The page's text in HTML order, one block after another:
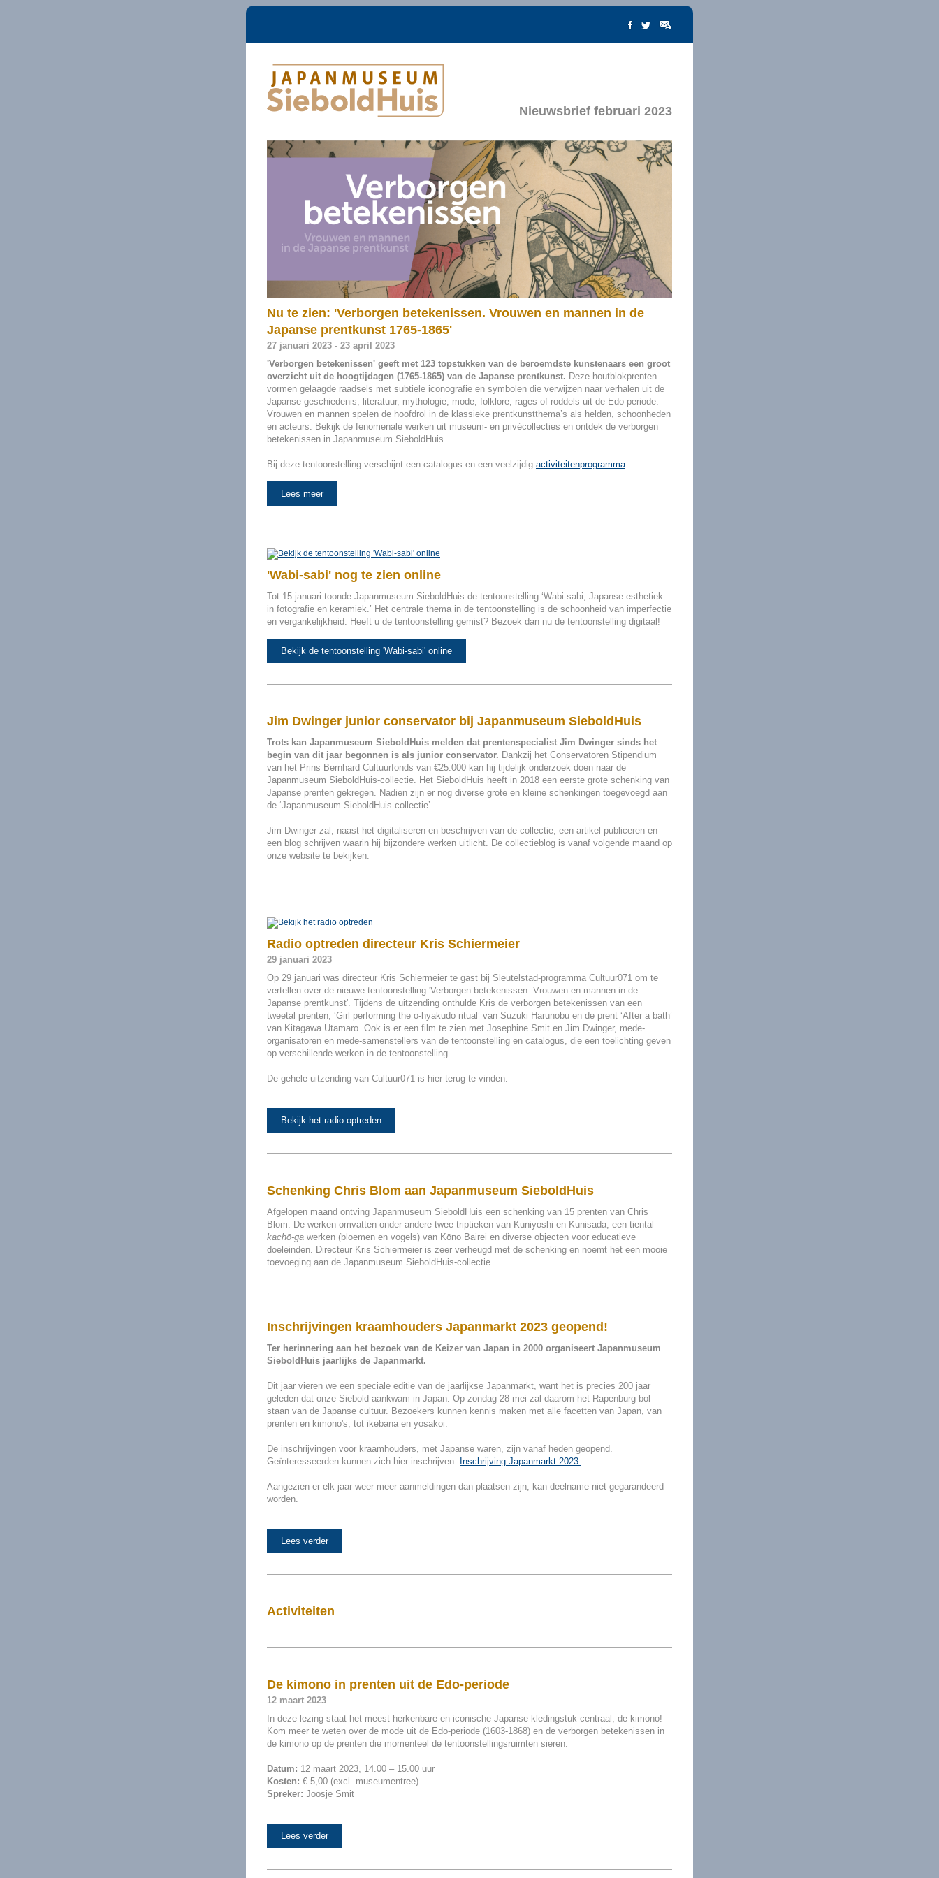
Nieuwsbrief februari 2023
Nu te zien: 'Verborgen betekenissen. Vrouwen en mannen in de
Japanse prentkunst 1765-1865'
27 januari 2023 - 23 april 2023
'Verborgen betekenissen' geeft met 123 topstukken van de beroemdste kunstenaars een groot
overzicht uit de hoogtijdagen (1765-1865) van de Japanse prentkunst. Deze houtblokprenten
vormen gelaagde raadsels met subtiele iconografie en symbolen die verwijzen naar verhalen uit de
Japanse geschiedenis, literatuur, mythologie, mode, folklore, rages of roddels uit de Edo-periode.
Vrouwen en mannen spelen de hoofdrol in de klassieke prentkunstthema’s als helden, schoonheden
en acteurs. Bekijk de fenomenale werken uit museum- en privécollecties en ontdek de verborgen
betekenissen in Japanmuseum SieboldHuis.
Bij deze tentoonstelling verschijnt een catalogus en een veelzijdig activiteitenprogramma.
Lees meer
'Wabi-sabi' nog te zien online
Tot 15 januari toonde Japanmuseum SieboldHuis de tentoonstelling ‘Wabi-sabi, Japanse esthetiek
in fotografie en keramiek.’ Het centrale thema in de tentoonstelling is de schoonheid van imperfectie
en vergankelijkheid. Heeft u de tentoonstelling gemist? Bezoek dan nu de tentoonstelling digitaal!
Bekijk de tentoonstelling 'Wabi-sabi' online
Jim Dwinger junior conservator bij Japanmuseum SieboldHuis
Trots kan Japanmuseum SieboldHuis melden dat prentenspecialist Jim Dwinger sinds het
begin van dit jaar begonnen is als junior conservator. Dankzij het Conservatoren Stipendium
van het Prins Bernhard Cultuurfonds van €25.000 kan hij tijdelijk onderzoek doen naar de
Japanmuseum SieboldHuis-collectie. Het SieboldHuis heeft in 2018 een eerste grote schenking van
Japanse prenten gekregen. Nadien zijn er nog diverse grote en kleine schenkingen toegevoegd aan
de ‘Japanmuseum SieboldHuis-collectie’.
Jim Dwinger zal, naast het digitaliseren en beschrijven van de collectie, een artikel publiceren en
een blog schrijven waarin hij bijzondere werken uitlicht. De collectieblog is vanaf volgende maand op
onze website te bekijken.
Radio optreden directeur Kris Schiermeier
29 januari 2023
Op 29 januari was directeur Kris Schiermeier te gast bij Sleutelstad-programma Cultuur071 om te
vertellen over de nieuwe tentoonstelling 'Verborgen betekenissen. Vrouwen en mannen in de
Japanse prentkunst'. Tijdens de uitzending onthulde Kris de verborgen betekenissen van een
tweetal prenten, ‘Girl performing the o-hyakudo ritual’ van Suzuki Harunobu en de prent ‘After a bath’
van Kitagawa Utamaro. Ook is er een film te zien met Josephine Smit en Jim Dwinger, mede-
organisatoren en mede-samenstellers van de tentoonstelling en catalogus, die een toelichting geven
op verschillende werken in de tentoonstelling.
De gehele uitzending van Cultuur071 is hier terug te vinden:
Bekijk het radio optreden
Schenking Chris Blom aan Japanmuseum SieboldHuis
Afgelopen maand ontving Japanmuseum SieboldHuis een schenking van 15 prenten van Chris
Blom. De werken omvatten onder andere twee triptieken van Kuniyoshi en Kunisada, een tiental
kachō-ga werken (bloemen en vogels) van Kōno Bairei en diverse objecten voor educatieve
doeleinden. Directeur Kris Schiermeier is zeer verheugd met de schenking en noemt het een mooie
toevoeging aan de Japanmuseum SieboldHuis-collectie.
Inschrijvingen kraamhouders Japanmarkt 2023 geopend!
Ter herinnering aan het bezoek van de Keizer van Japan in 2000 organiseert Japanmuseum
SieboldHuis jaarlijks de Japanmarkt.
Dit jaar vieren we een speciale editie van de jaarlijkse Japanmarkt, want het is precies 200 jaar
geleden dat onze Siebold aankwam in Japan. Op zondag 28 mei zal daarom het Rapenburg bol
staan van de Japanse cultuur. Bezoekers kunnen kennis maken met alle facetten van Japan, van
prenten en kimono's, tot ikebana en yosakoi.
De inschrijvingen voor kraamhouders, met Japanse waren, zijn vanaf heden geopend.
Geïnteresseerden kunnen zich hier inschrijven: Inschrijving Japanmarkt 2023
Aangezien er elk jaar weer meer aanmeldingen dan plaatsen zijn, kan deelname niet gegarandeerd
worden.
Lees verder
Activiteiten
De kimono in prenten uit de Edo-periode
12 maart 2023
In deze lezing staat het meest herkenbare en iconische Japanse kledingstuk centraal; de kimono!
Kom meer te weten over de mode uit de Edo-periode (1603-1868) en de verborgen betekenissen in
de kimono op de prenten die momenteel de tentoonstellingsruimten sieren.
Datum: 12 maart 2023, 14.00 – 15.00 uur
Kosten: € 5,00 (excl. museumentree)
Spreker: Joosje Smit
Lees verder